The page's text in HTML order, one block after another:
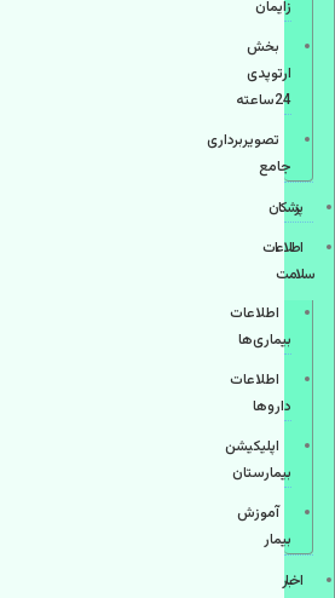
زایمان
بخش
ارتوپدی
24ساعته
تصویربرداری
جامع
پزشكان
اطلاعات
سلامت
اطلاعات
بیماری‌ها
اطلاعات
دارو‌ها
اپليكيشن
بيمارستان
آموزش
بیمار
اخبار